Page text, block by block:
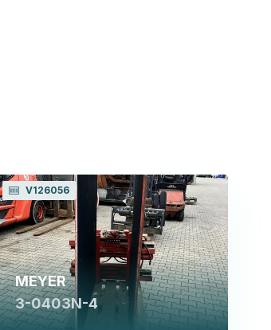
V126056
MEYER
3-0403N-4